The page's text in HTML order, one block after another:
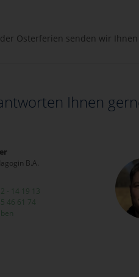
Osterferien senden wir
Ihnen
B.A.
- 14 19 13
46 61 74